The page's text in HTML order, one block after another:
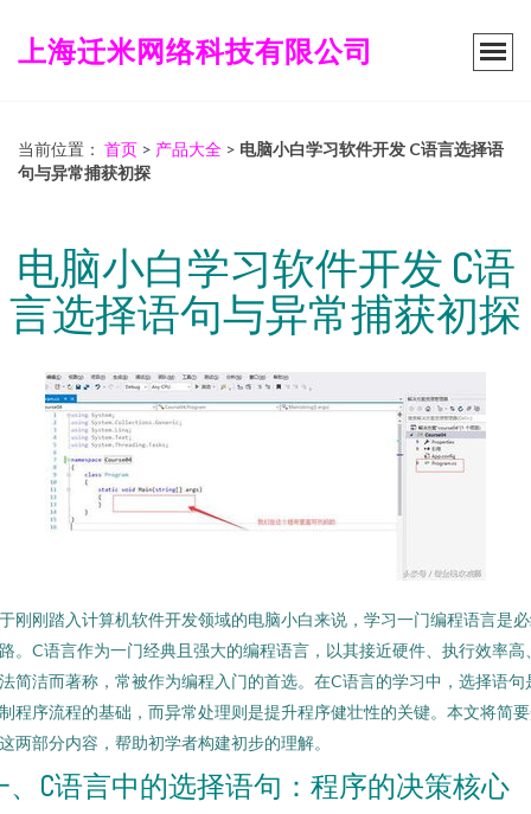
上海迁米网络科技有限公司
当前位置： 首页 > 产品大全 > 电脑小白学习软件开发 C语言选择语
句与异常捕获初探
电脑小白学习软件开发 C语
言选择语句与异常捕获初探
刚刚踏入计算机软件开发领域的电脑小白来说，学习一门编程语言是
。C语言作为一门经典且强大的编程语言，以其接近硬件、执行效率高
简洁而著称，常被作为编程入门的首选。在C语言的学习中，选择语句
程序流程的基础，而异常处理则是提升程序健壮性的关键。本文将简
两部分内容，帮助初学者构建初步的理解。
、C语言中的选择语句：程序的决策核心